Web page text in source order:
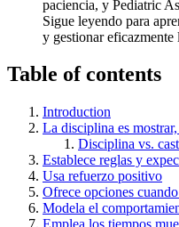
paciencia, y Pediatric
Sigue leyendo para
y gestionar eficazmente
Table of contents
Introduction
La disciplina es
Disciplina vs.
Establece reglas y
Usa refuerzo positivo
Ofrece opciones
Modela el